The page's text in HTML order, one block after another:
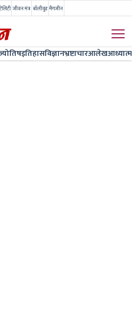
जीवन मंत्र बॉलीवुड मैगजीन
इतिहासविज्ञानभ्रष्टाचारआलेखआध्यात्म